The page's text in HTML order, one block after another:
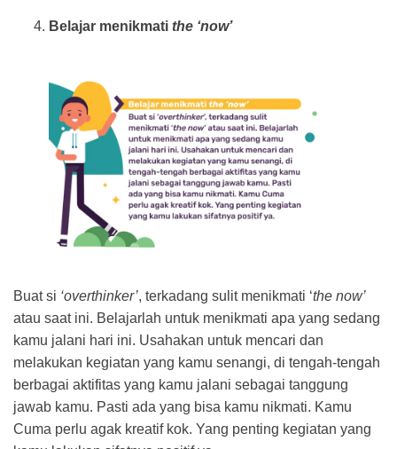
Belajar menikmati the ‘now’
Buat si ‘overthinker’, terkadang sulit menikmati ‘the now’
atau saat ini. Belajarlah untuk menikmati apa yang sedang
kamu jalani hari ini. Usahakan untuk mencari dan
melakukan kegiatan yang kamu senangi, di tengah-tengah
berbagai aktifitas yang kamu jalani sebagai tanggung
jawab kamu. Pasti ada yang bisa kamu nikmati. Kamu
Cuma perlu agak kreatif kok. Yang penting kegiatan yang